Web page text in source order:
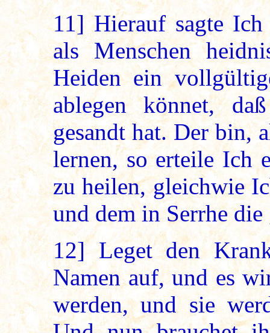
11] Hierauf sagte
als Menschen
Heiden ein
ablegen könnet,
gesandt hat. Der bin,
lernen, so erteile Ich
zu heilen, gleichwie
und dem in Serrhe
12]Leget den
Namen auf, und es
werden, und sie